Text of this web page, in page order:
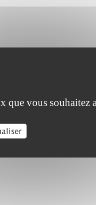
la collection de DVD,
la réception de la
la consommation.
que vous souhaitez